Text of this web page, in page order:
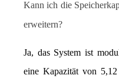
Kann ich die
erweitern?
Ja, das System ist
eine Kapazität von